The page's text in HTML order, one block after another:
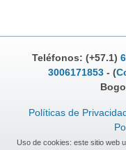
Teléfonos: (+57.1)
3006171853 - (
Políticas de
Uso de cookies: este sitio web